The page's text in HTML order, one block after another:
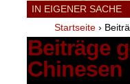
IN EIGENER SACHE
Startseite ›
Beiträge
Chinesen